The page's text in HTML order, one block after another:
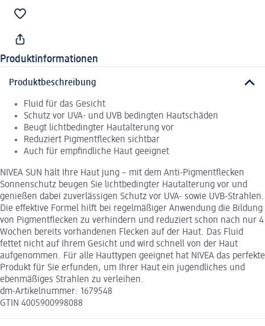
Produktinformationen
Produktbeschreibung
Fluid für das Gesicht
Schutz vor UVA- und UVB bedingten Hautschäden
Beugt lichtbedingter Hautalterung vor
Reduziert Pigmentflecken sichtbar
Auch für empfindliche Haut geeignet
NIVEA SUN hält Ihre Haut jung – mit dem Anti-Pigmentflecken
Sonnenschutz beugen Sie lichtbedingter Hautalterung vor und
genießen dabei zuverlässigen Schutz vor UVA- sowie UVB-Strahlen.
Die effektive Formel hilft bei regelmäßiger Anwendung die Bildung
von Pigmentflecken zu verhindern und reduziert schon nach nur 4
Wochen bereits vorhandenen Flecken auf der Haut. Das Fluid
fettet nicht auf Ihrem Gesicht und wird schnell von der Haut
aufgenommen. Für alle Hauttypen geeignet hat NIVEA das perfekte
Produkt für Sie erfunden, um Ihrer Haut ein jugendliches und
ebenmäßiges Strahlen zu verleihen.
dm-Artikelnummer: 1679548
GTIN 4005900998088